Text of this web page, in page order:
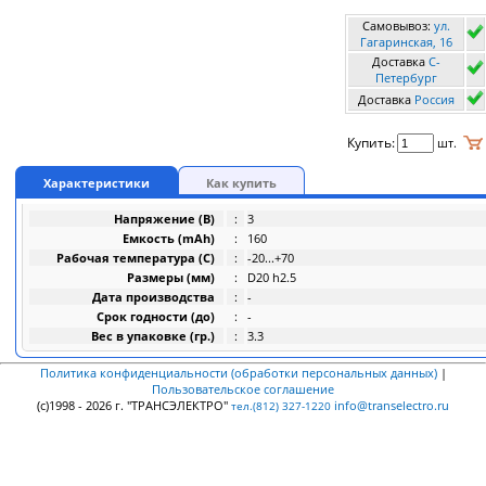
Самовывоз: ул.
Гагаринская, 16
Доставка C-
Петербург
Доставка Россия
Купить: шт.
Характеристики Как купить
Напряжение (В) :
3
Емкость (mAh)
:
160
Рабочая температура (C)
:
-20...+70
Размеры (мм)
:
D20 h2.5
Дата производства
:
-
Срок годности (до)
:
-
Вес в упаковке (гр.)
: 3.3
Политика конфиденциальности (обработки персональных данных) |
Пользовательское соглашение
(c)1998 - 2026 г. "ТРАНСЭЛЕКТРО" тел.(812) 327-1220 info@transelectro.ru